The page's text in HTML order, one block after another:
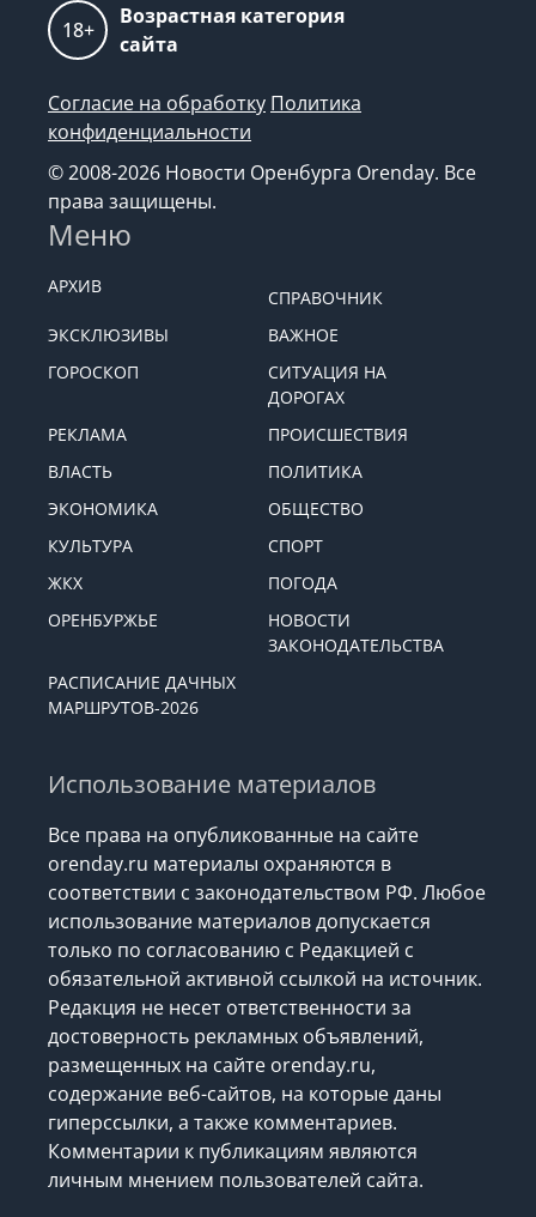
18+
Возрастная категория
сайта
Согласие на обработку Политика
конфиденциальности
© 2008-2026 Новости Оренбурга Orenday. Все
права защищены.
Меню
АРХИВ
СПРАВОЧНИК
ЭКСКЛЮЗИВЫ
ВАЖНОЕ
ГОРОСКОП
СИТУАЦИЯ НА
ДОРОГАХ
РЕКЛАМА
ПРОИСШЕСТВИЯ
ВЛАСТЬ
ПОЛИТИКА
ЭКОНОМИКА
ОБЩЕСТВО
КУЛЬТУРА
СПОРТ
ЖКХ
ПОГОДА
ОРЕНБУРЖЬЕ
НОВОСТИ
ЗАКОНОДАТЕЛЬСТВА
РАСПИСАНИЕ ДАЧНЫХ
МАРШРУТОВ-2026
Использование материалов
Все права на опубликованные на сайте
orenday.ru материалы охраняются в
соответствии с законодательством РФ. Любое
использование материалов допускается
только по согласованию с Редакцией с
обязательной активной ссылкой на источник.
Редакция не несет ответственности за
достоверность рекламных объявлений,
размещенных на сайте orenday.ru,
содержание веб-сайтов, на которые даны
гиперссылки, а также комментариев.
Комментарии к публикациям являются
личным мнением пользователей сайта.